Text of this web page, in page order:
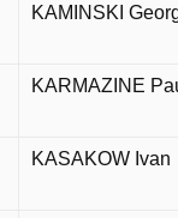
KAMINSKI
KARMAZINE
KASAKOW Ivan